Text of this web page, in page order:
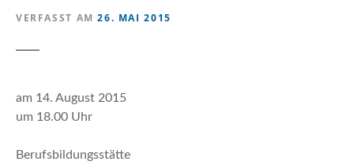
VERFASST AM 26. MAI 2015
am 14. August 2015
um 18.00 Uhr
Berufsbildungsstätte